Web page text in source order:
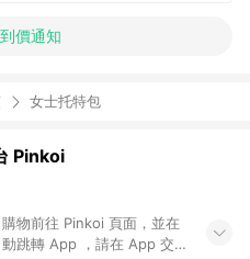
價通知
女士托特包
Pinkoi
物前往 Pinkoi 頁面，並在
跳轉 App ，請在 App 交